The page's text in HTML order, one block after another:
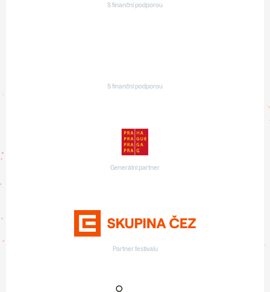
S finanční podporou
S finanční podporou
Generální partner
Partner festivalu